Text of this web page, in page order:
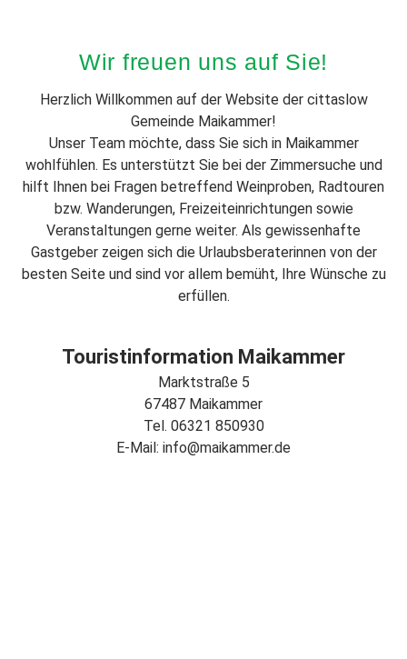
Wir freuen uns auf Sie!
Herzlich Willkommen auf der Website der cittaslow
Gemeinde Maikammer!
Unser Team möchte, dass Sie sich in Maikammer
wohlfühlen. Es unterstützt Sie bei der Zimmersuche und
hilft Ihnen bei Fragen betreffend Weinproben, Radtouren
bzw. Wanderungen, Freizeiteinrichtungen sowie
Veranstaltungen gerne weiter. Als gewissenhafte
Gastgeber zeigen sich die Urlaubsberaterinnen von der
besten Seite und sind vor allem bemüht, Ihre Wünsche zu
erfüllen.
Touristinformation Maikammer
Marktstraße 5
67487 Maikammer
Tel. 06321 850930
E-Mail: info@maikammer.de